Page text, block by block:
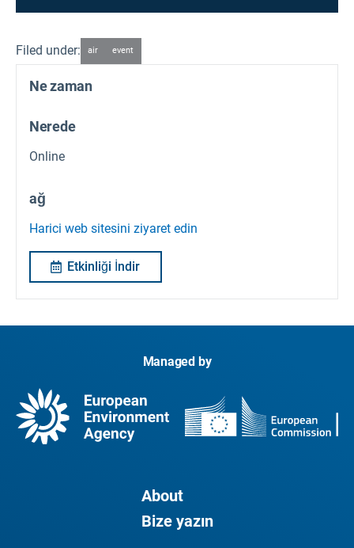
Filed under: air event
Ne zaman
Nerede
Online
ağ
Harici web sitesini ziyaret edin
Etkinliği İndir
Managed by
About
Bize yazın